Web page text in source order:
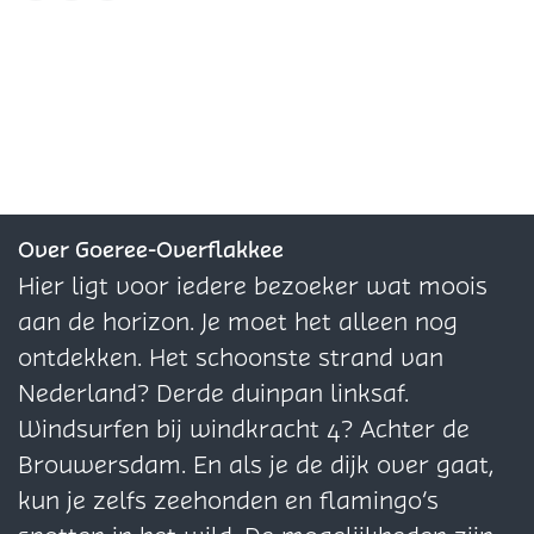
w
n
P
a
a
0
z
e
p
a
g
i
n
a
o
z
e
p
a
g
i
n
a
o
z
e
p
a
g
i
n
a
o
Over Goeree-Overflakkee
Hier ligt voor iedere bezoeker wat moois
aan de horizon. Je moet het alleen nog
ontdekken. Het schoonste strand van
Nederland? Derde duinpan linksaf.
Windsurfen bij windkracht 4? Achter de
Brouwersdam. En als je de dijk over gaat,
kun je zelfs zeehonden en flamingo’s